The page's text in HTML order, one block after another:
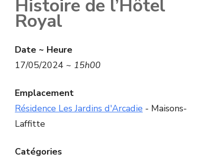
Histoire de l’Hôtel
Royal
Date ~ Heure
17/05/2024 ~ 15h00
Emplacement
Résidence Les Jardins d'Arcadie - Maisons-
Laffitte
Catégories